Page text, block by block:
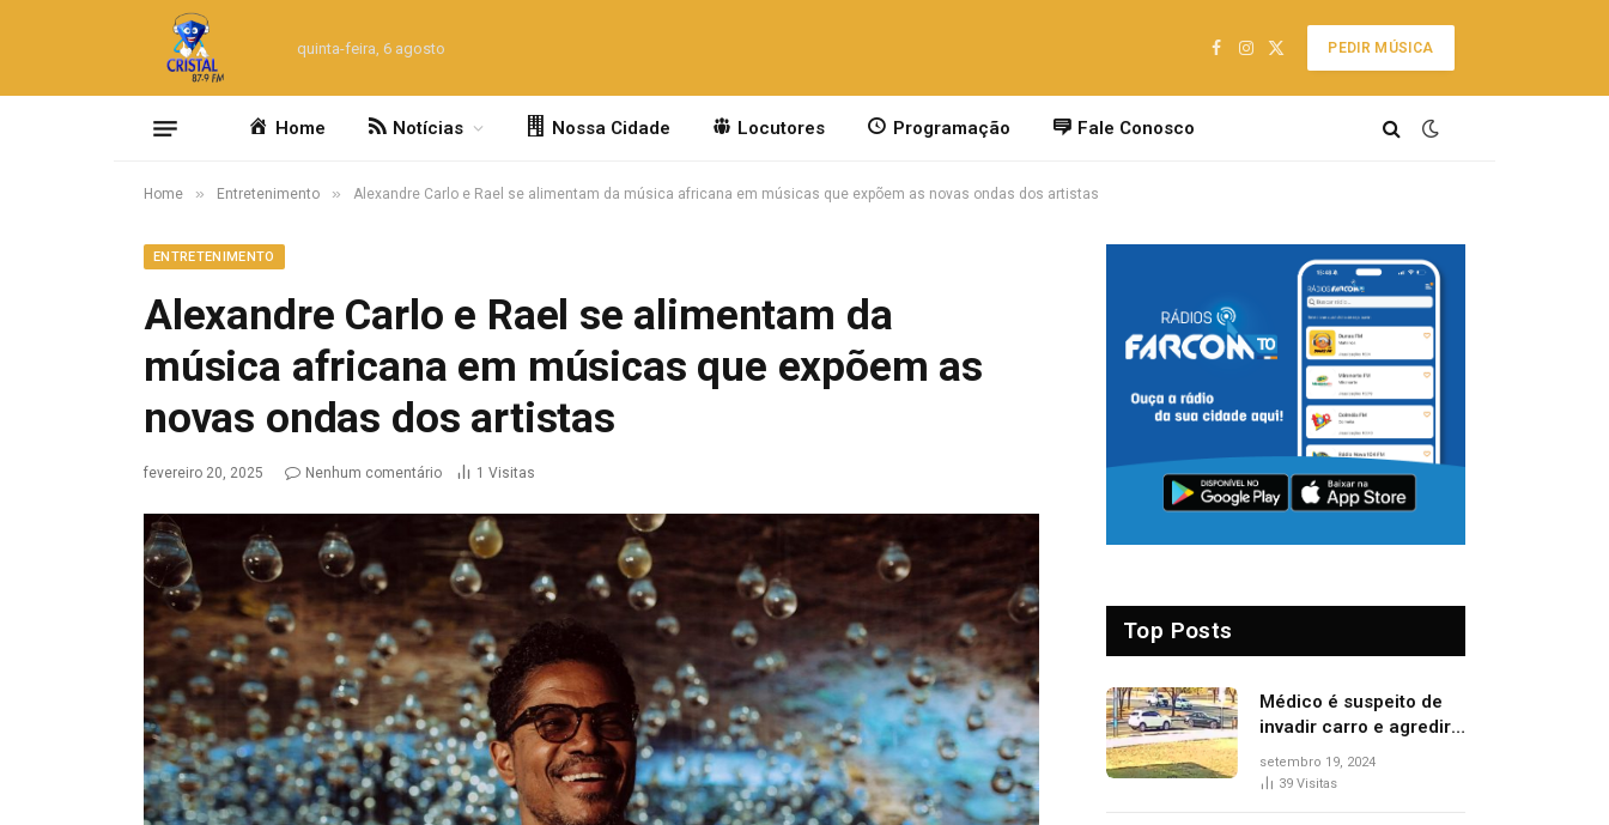
quinta-feira, 6 agosto
Facebook
Instagram
X
PEDIR MÚSICA
Home Notícias Nossa Cidade Locutores Programação Fale Conosco
Home » Entretenimento » Alexandre Carlo e Rael se alimentam da música africana em músicas que expõem as novas ondas dos artistas
ENTRETENIMENTO
Alexandre Carlo e Rael se alimentam da
música africana em músicas que expõem as
novas ondas dos artistas
fevereiro 20, 2025 Nenhum comentário 1 Visitas
Top Posts
Médico é suspeito de
invadir carro e agredir
delegado aposentado
durante confusão no
setembro 19, 2024
39 Visitas